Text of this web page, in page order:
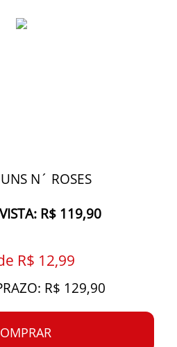
N´ ROSES
R$ 119,90
R$ 12,99
R$ 129,90